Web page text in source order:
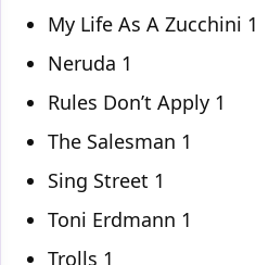
My Life As A Zucchini 1
Neruda 1
Rules Don’t Apply 1
The Salesman 1
Sing Street 1
Toni Erdmann 1
Trolls 1